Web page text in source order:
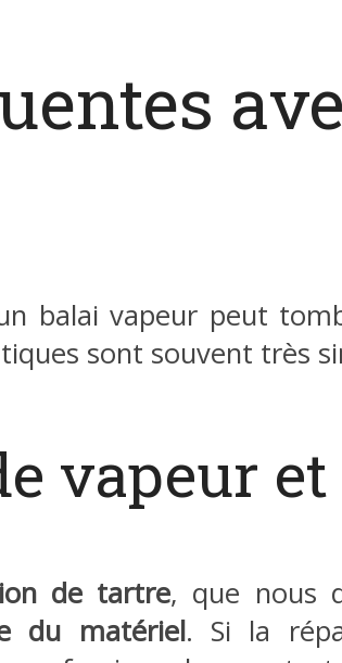
balai vapeur peut
sont souvent très
vapeur et
de tartre, que nous
du matériel. Si la